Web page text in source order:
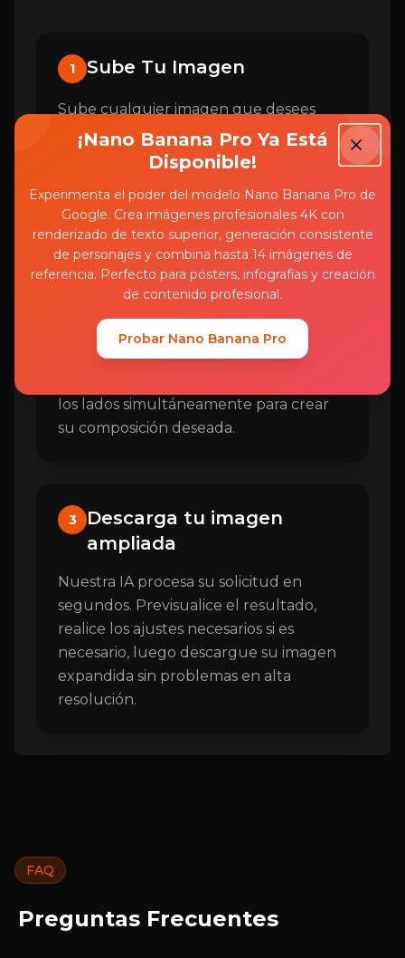
1 Sube Tu Imagen
Sube cualquier imagen que desees
expandir. Nuestro sistema acepta
archivos JPG, PNG y WebP de hasta
2
Seleccionar Dirección de
Expansión
Elija qué lados de su imagen desea
expandir. Puede extender hacia la
los lados simultáneamente para crear
su composición deseada.
3
Descarga tu imagen
ampliada
Nuestra IA procesa su solicitud en
segundos. Previsualice el resultado,
realice los ajustes necesarios si es
necesario, luego descargue su imagen
expandida sin problemas en alta
resolución.
FAQ
Preguntas Frecuentes
¡Nano Banana Pro Ya Está
Disponible!
Experimenta el poder del modelo Nano Banana Pro de
Google. Crea imágenes profesionales 4K con
renderizado de texto superior, generación consistente
de personajes y combina hasta 14 imágenes de
referencia. Perfecto para pósters, infografías y creación
de contenido profesional.
Probar Nano Banana Pro